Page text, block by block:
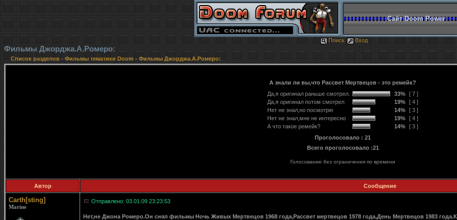
Сайт Doom Power
Поиск Вход
Фильмы Джорджа.А.Ромеро:
Список разделов- Фильмы тематики Doom -Фильмы Джорджа.А.Ромеро:
А знали ли вы,что Рассвет Мертвецов - это ремейк?
Да,я оригинал раньше смотрел.
33% [ 7 ]
Да,я оригинал потом смотрел
19% [ 4 ]
Нет не знал,но посмотрю
14% [ 3 ]
Нет не знал,мне не интересно
19% [ 4 ]
А что такое ремейк?
14% [ 3 ]
Проголосовало : 21
Всего проголосовало :21
Голосование без ограничения по времени
Автор Сообщение
Carth[sting]
Marine
Отправлено: 03.01.09 23:23:53
Нет,не Джона Ромеро.Он снял фильмы Ночь Живых Мертвецов 1968 года,Рассвет мертвецов 1978 года,День Мертвецов 1983